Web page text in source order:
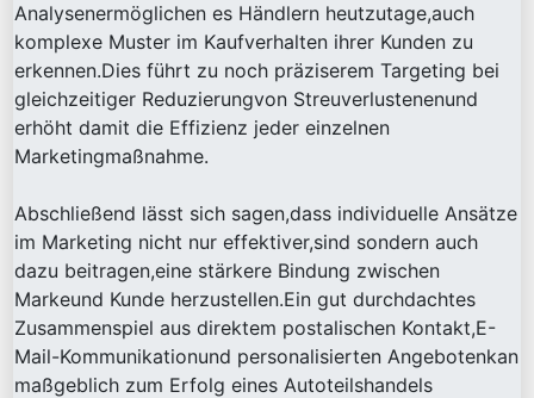
Analysenermöglichen es Händlern heutzutage,auch
komplexe Muster im Kaufverhalten ihrer Kunden zu
erkennen.Dies führt zu noch präziserem Targeting bei
gleichzeitiger Reduzierungvon Streuverlustenenund
erhöht damit die Effizienz jeder einzelnen
Marketingmaßnahme.
Abschließend lässt sich sagen,dass individuelle Ansätze
im Marketing nicht nur effektiver,sind sondern auch
dazu beitragen,eine stärkere Bindung zwischen
Markeund Kunde herzustellen.Ein gut durchdachtes
Zusammenspiel aus direktem postalischen Kontakt,E-
Mail-Kommunikationund personalisierten Angebotenkan
maßgeblich zum Erfolg eines Autoteilshandels